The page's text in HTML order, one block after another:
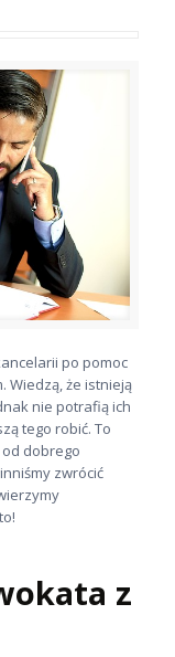
po pomoc
Wiedzą, że istnieją
nie potrafią ich
tego robić. To
dobrego
zwrócić
z